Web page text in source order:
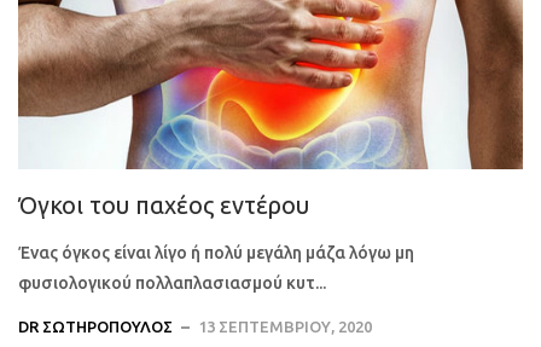
Όγκοι του παχέος εντέρου
Ένας όγκος είναι λίγο ή πολύ μεγάλη μάζα λόγω μη
φυσιολογικού πολλαπλασιασμού κυτ...
DR ΣΩΤΗΡΌΠΟΥΛΟΣ 13 ΣΕΠΤΕΜΒΡΊΟΥ, 2020